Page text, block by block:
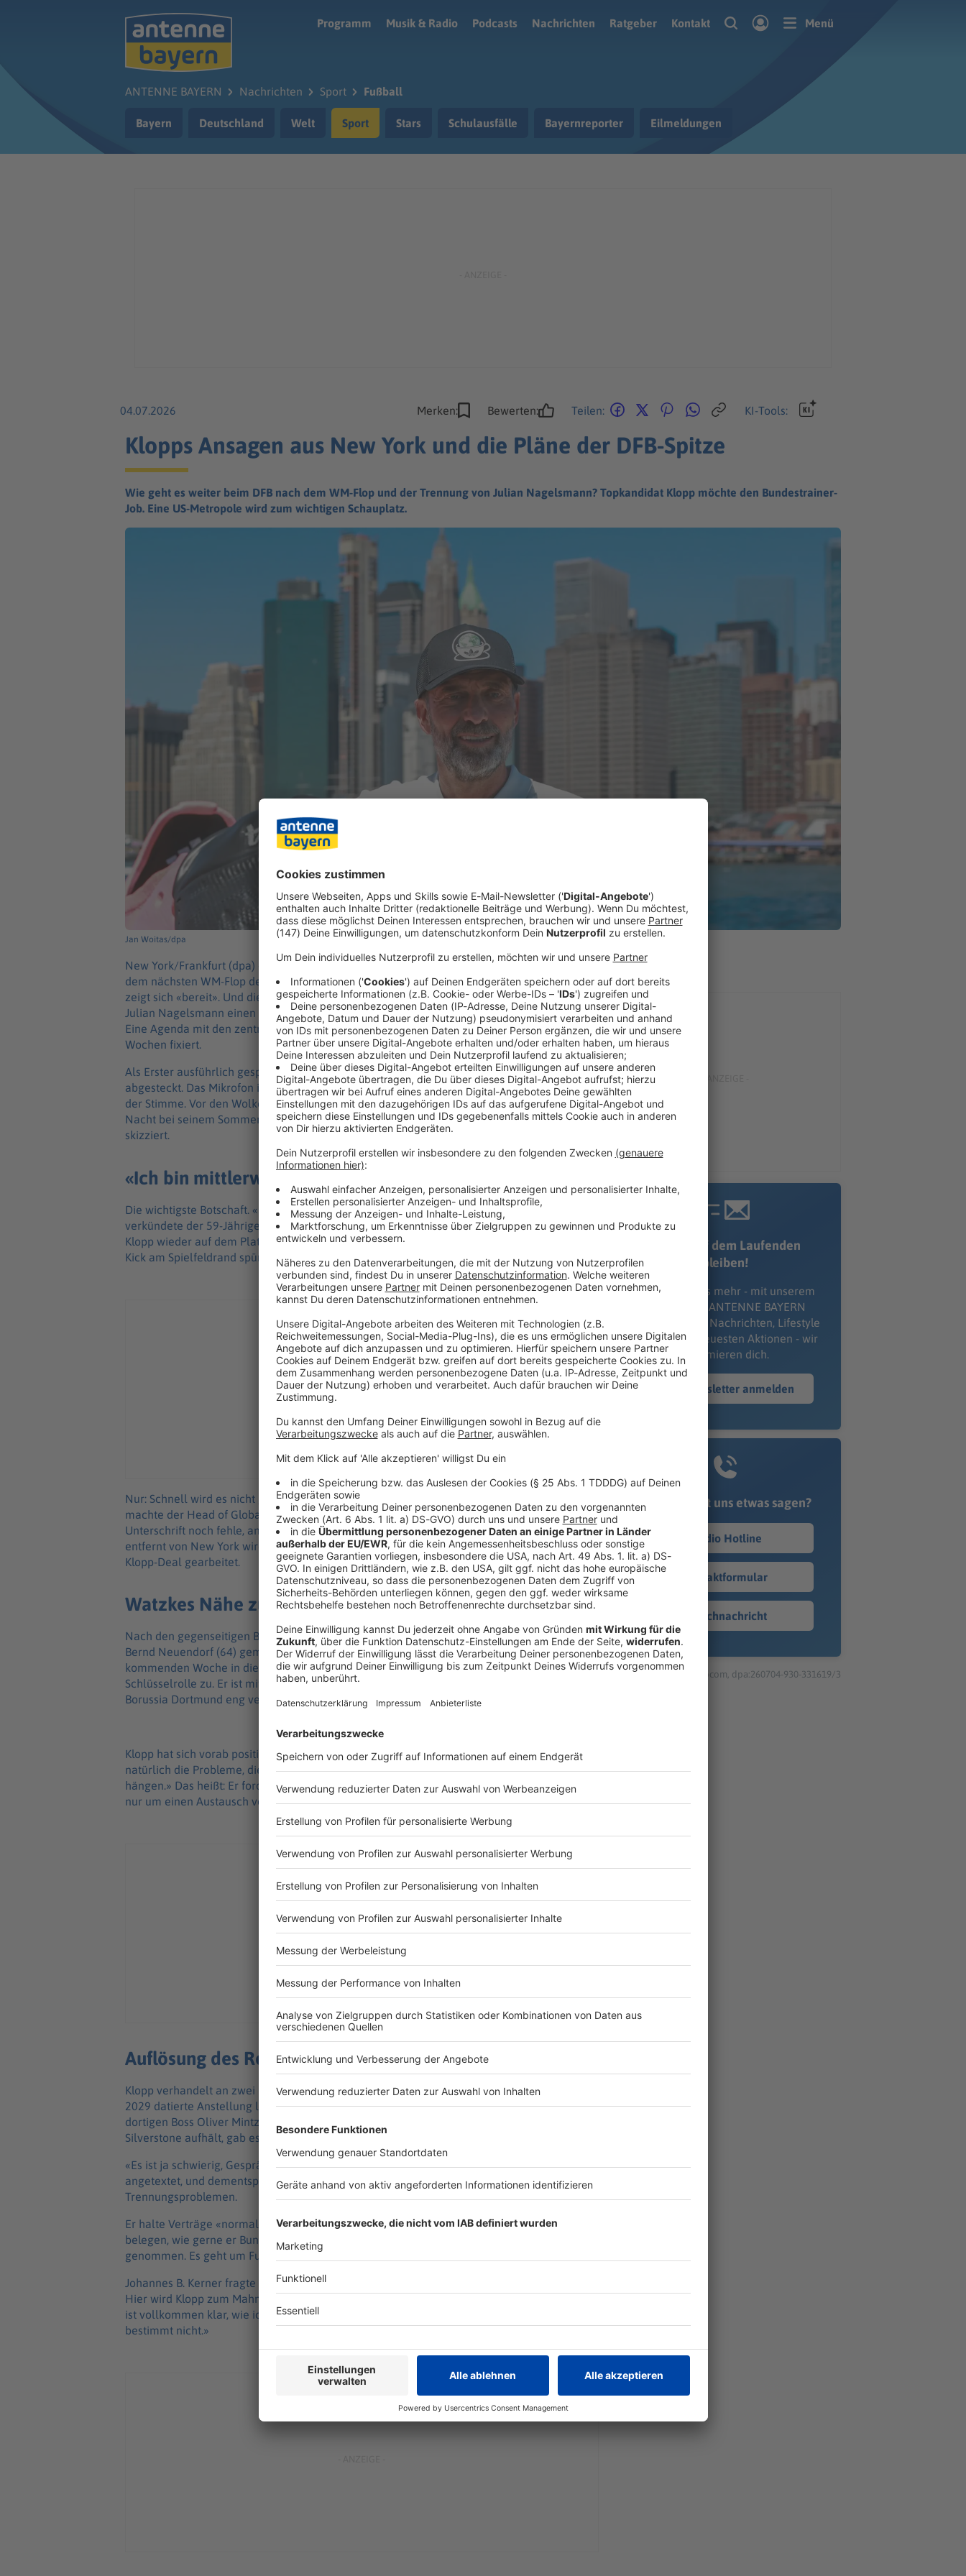
Programm
Musik & Radio Podcasts Nachrichten Ratgeber Kontakt Menü
ANTENNE BAYERN Nachrichten Sport Fußball
Bayern Deutschland Welt Sport Stars Schulausfälle Bayernreporter Eilmeldungen
04.07.2026 Merken: Bewerten: Teilen: KI-Tools:
Klopps Ansagen aus New York und die Pläne der DFB-Spitze
Wie geht es weiter beim DFB nach dem WM-Flop und der Trennung von Julian Nagelsmann? Topkandidat Klopp möchte den Bundestrainer-
Job. Eine US-Metropole wird zum wichtigen Schauplatz.
Jan Woitas/dpa
New York/Frankfurt (dpa) -
Die Gestaltung einer DFB-Zukunft mit Jürgen Klopp nimmt nach
dem nächsten WM-Flop der Fußball-Nationalmannschaft Fahrt auf. Der Wunschkandidat
zeigt sich «bereit». Und die DFB-Bosse planen nach der rasch vollzogenen Trennung von
Julian Nagelsmann einen zeitnahen Trip zum Bundestrainer-Wunschkandidaten in die USA.
Eine Agenda mit den zentralen Themen und Aufgaben ist für die kommenden Tage und
Wochen fixiert.
Als Erster ausführlich gesprochen hat Klopp - und dabei einen Rahmen und eine Richtung
abgesteckt. Das Mikrofon in einer Hand, die andere Hand lässig in der Hosentasche. Fest in
der Stimme. Vor den Wolkenkratzern von New York im Hintergrund hat er in der deutschen
Nacht bei seinem Sommer-Arbeitgeber MagentaTV seine Gedanken und Vorstellungen
skizziert.
«Ich bin mittlerweile mehr als aufgetankt»
Die wichtigste Botschaft. «Ich bin mittlerweile mehr als aufgetankt, also ich bin bereit»,
verkündete der 59-Jährige. Zwei Jahre nach seinem Trainer-Rückzug beim FC Liverpool will
Klopp wieder auf dem Platz stehen, mit einer Mannschaft arbeiten und in vollen Stadien den
Kick am Spielfeldrand spüren und ausleben.
Nur: Schnell wird es nicht gehen mit der großen Lösung für den vakanten DFB-Posten. Das
machte der Head of Global Soccer von Red Bull auch deutlich. Auf die Frage, was zu einer
Unterschrift noch fehle, antwortete Klopp mit einem Wort: «Zeit.» Mehr als 6.000 Kilometer
entfernt von New York wird in der DFB-Zentrale parallel an den nächsten Schritten zu einem
Klopp-Deal gearbeitet.
Watzkes Nähe zu Klopp als DFB-Pfund
Nach den gegenseitigen Bereitschaftsbekundungen für eine Zusammenarbeit soll Präsident
Bernd Neuendorf (64) gemeinsam mit DFB-Vize Hans-Joachim Watzke (67) im Laufe der
kommenden Woche in die USA reisen. Ligapräsident Watzke kommt dabei eine
Schlüsselrolle zu. Er ist mit Klopp seit der jahrelangen erfolgreichen Zusammenarbeit bei
Borussia Dortmund eng verbunden.
Klopp hat sich vorab positioniert. «Es werden intensive Gespräche sein müssen, weil es
natürlich die Probleme, die wir aktuell haben, nicht an der Personalie Julian Nagelsmann
hängen.» Das heißt: Er fordert maximalen Einfluss und Gestaltungsspielraum. Es geht nicht
nur um einen Austausch von Köpfen.
Auflösung des Red-Bull-Vertrages
Klopp verhandelt an zwei Fronten. Er muss auch beim Getränkeriesen Red Bull seine bis
2029 datierte Anstellung loswerden. Und zwar gesichtswahrend für alle Seiten. Mit dem
dortigen Boss Oliver Mintzlaff, der sich aktuell in England beim Formel-1-Rennen von
Silverstone aufhält, gab es auch schon Kontakt.
«Es ist ja schwierig, Gesprächen vorzugreifen. Aber wir haben natürlich auch schon Dinge
angetextet, und dementsprechend gehe ich da nicht von aus», sagte Klopp zu möglichen
Trennungsproblemen.
Er halte Verträge «normalerweise super gerne» ein, sagte Klopp. Diese Ausführungen
belegen, wie gerne er Bundestrainer werden möchte. Mintzlaff wird moralisch in die Pflicht
genommen. Es geht um Fußball-Deutschland.
Johannes B. Kerner fragte in dem Magenta-Interview nach den Aussichten bis zur EM 2028.
Hier wird Klopp zum Mahner. Es sei ja «noch ein bisschen ein ungelegtes Ei», bremste er. «Es
ist vollkommen klar, wie ich eben schon gesagt habe, es liegt nicht nur am Cheftrainer, ganz
bestimmt nicht.»
Immer auf dem Laufenden
bleiben!
Verpass' nichts mehr - mit unserem
kostenlosen ANTENNE BAYERN
Newsletter. Ob Nachrichten, Lifestyle
oder unsere neuesten Aktionen - wir
informieren dich.
Zum Newsletter anmelden
Du möchtest uns etwas sagen?
Studio Hotline
Kontaktformular
Sprachnachricht
© dpa-infocom, dpa:260704-930-331619/3